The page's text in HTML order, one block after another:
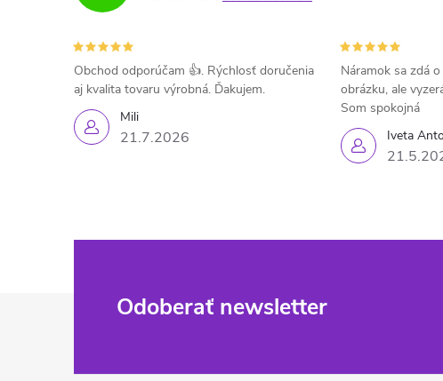
Mili
21.7.2026
Obchod odporúčam 👍. Rýchlosť doručenia
aj kvalita tovaru výrobná. Ďakujem.
Iveta
Náramok sa zdá
obrázku, ale
Som spokojná
Odoberať newsletter